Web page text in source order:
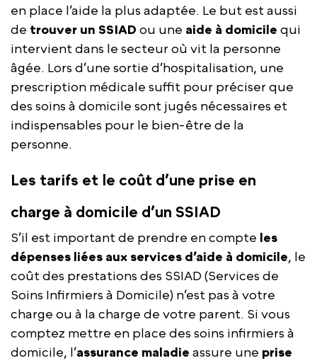
en place l’aide la plus adaptée. Le but est aussi
de trouver un SSIAD ou une aide à domicile qui
intervient dans le secteur où vit la personne
âgée. Lors d’une sortie d’hospitalisation, une
prescription médicale suffit pour préciser que
des soins à domicile sont jugés nécessaires et
indispensables pour le bien-être de la
personne.
Les tarifs et le coût d’une prise en
charge à domicile d’un SSIAD
S’il est important de prendre en compte les
dépenses liées aux services d’aide à domicile, le
coût des prestations des SSIAD (Services de
Soins Infirmiers à Domicile) n’est pas à votre
charge ou à la charge de votre parent. Si vous
comptez mettre en place des soins infirmiers à
domicile, l’assurance maladie assure une prise